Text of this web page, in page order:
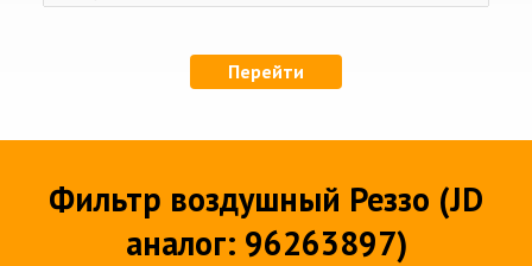
Перейти
Фильтр воздушный Реззо (JD
аналог: 96263897)